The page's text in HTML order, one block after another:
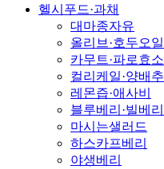
헬시푸드·과채
대마종자유
올리브·호두오일
카무트·파로효소
컬리케일·양배추
레몬즙·애사비
블루베리·빌베리
마시는샐러드
하스카프베리
야생베리